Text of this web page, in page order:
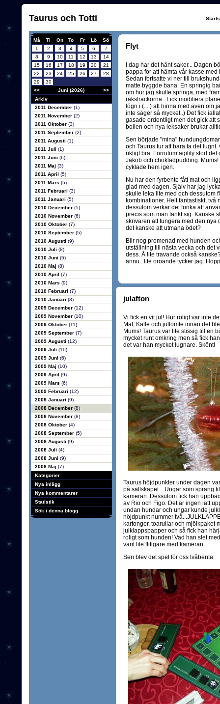
Taurus och Totti
Må Ti On To Fr Lö
Sö
1
2 3 4 5 6
7
8
9 10 11 12 13
14
15
16 17 18 19 20
21
22
23 24 25 26 27
28
29
30
<<
Juni (2026)
>>
Arkiv
2011 December (1)
2011 November (2)
2011 Oktober (3)
2011 September (2)
2011 Augusti (1)
2011 Juli (1)
2011 Juni (6)
2011 Maj (3)
2011 April (5)
2011 Mars (5)
2011 Februari (3)
2011 Januari (5)
2010 December (5)
2010 November (6)
2010 Oktober (7)
2010 September (5)
2010 Augusti (9)
2010 Juli (8)
2010 Juni (5)
2010 Maj (8)
2010 April (7)
2010 Mars (9)
2010 Februari (7)
2010 Januari (8)
2009 December (12)
2009 November (10)
2009 Oktober (11)
2009 September (7)
2009 Augusti (12)
2009 Juli (10)
2009 Juni (6)
2009 Maj (10)
2009 April (9)
2009 Mars (6)
2009 Februari (12)
2009 Januari (9)
2008 December (8)
2008 November (8)
2008 Oktober (4)
2008 September (5)
2008 Augusti (9)
2008 Juli (4)
2008 Juni (9)
2008 Maj (7)
Kategorier
Nya inlägg
Nya kommentarer
Statistik
Sök i denna blogg
Flyt
I dag har det hänt saker... Dagen
pappa för att hämta vår kasse
Sedan fortsatte vi ner till
matte byggde bana. En springig
om hur jag skulle springa, med
raksträckorna...Fick modifiera
lögn i (....) att hinna med även om
inte säger så mycket..) Det fick
gasade ordentligt men det gick att
bollen och nya leksaker brukar
Sen började "mina"
och Taurus tur att bara ta det
riktigt bra. Förrutom agility stod
Jakob och chokladpudding.
cyklade hem igen.
Nu har den fyrbente fått mat och
glad med dagen. Själv har jag
skulle leka lite med och dessutom
kombinationer. Helt fantastiskt,
dessutom verkar det funka att
precis som man tänkt sig. Kanske
skrivaren att fungera med den nya
det kanske att utmana ödet?
Blir nog promenad med hunden
utställning till nästa vecka och det
dess. Å lite travande också
ännu...lite oroande tycker jag.
julafton
Vi fick en vit jul! Hur roligt var inte
Mat, Kalle och jultomte innan det
Mums! Taurus var lite stissig till en
mycket runt omkring men så fick
det var han mycket lugnare. Skönt!
Taurus höjdpunkter under dagen
på sällskapet... Ungar som sprang
kameran. Dessutom fick han
av Rio och Figo. Det är ingen lätt
undan hundar och ungar kunde
höjdpunkt nummer
kartonger, toarullar och mjölkpaket
julklappspapper och så fick han
roligt som hunden! Vad han slet
varit lite flitigare med kameran...
Sen blev det spel för oss tvåbenta: